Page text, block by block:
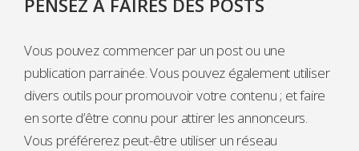
PENSEZ A FAIRES DES POSTS
Vous pouvez commencer par un post ou une
publication parrainée. Vous pouvez également utiliser
divers outils pour promouvoir votre contenu ; et faire
en sorte d’être connu pour attirer les annonceurs.
Vous préférerez peut-être utiliser un réseau